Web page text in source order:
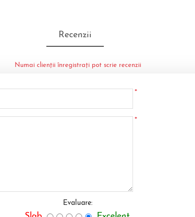
Recenzii
Numai clienții înregistrați pot scrie recenzii
*
*
Evaluare: